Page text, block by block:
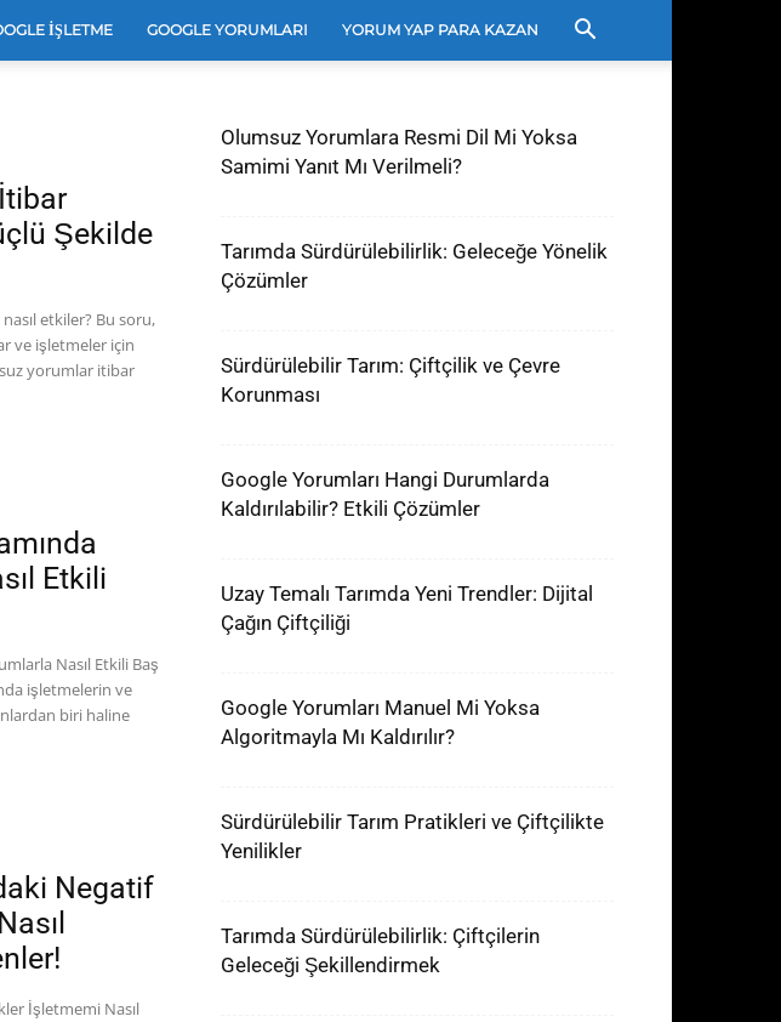
İŞLETME GOOGLE YORUMLARI YORUM YAP PARA KAZAN
Şekilde
etkiler? Bu soru,
ve işletmeler için
yorumlar itibar
Etkili
Nasıl Etkili Baş
işletmelerin ve
biri haline
Negatif
İşletmemi Nasıl
Olumsuz Yorumlara Resmi Dil Mi Yoksa
Samimi Yanıt Mı Verilmeli?
Tarımda Sürdürülebilirlik: Geleceğe Yönelik
Çözümler
Sürdürülebilir Tarım: Çiftçilik ve Çevre
Korunması
Google Yorumları Hangi Durumlarda
Kaldırılabilir? Etkili Çözümler
Uzay Temalı Tarımda Yeni Trendler: Dijital
Çağın Çiftçiliği
Google Yorumları Manuel Mi Yoksa
Algoritmayla Mı Kaldırılır?
Sürdürülebilir Tarım Pratikleri ve Çiftçilikte
Yenilikler
Tarımda Sürdürülebilirlik: Çiftçilerin
Geleceği Şekillendirmek